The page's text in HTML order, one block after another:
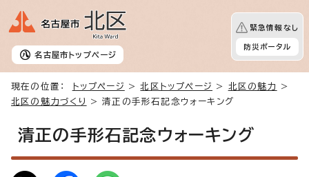
名古屋市 トップページ
緊急情報なし
防災ポータル
現在の位置： トップページ >北区トップページ > 北区の魅力
>
北区の魅力づくり
> 清正の手形石記念ウォーキング
清正の手形石記念ウォーキング